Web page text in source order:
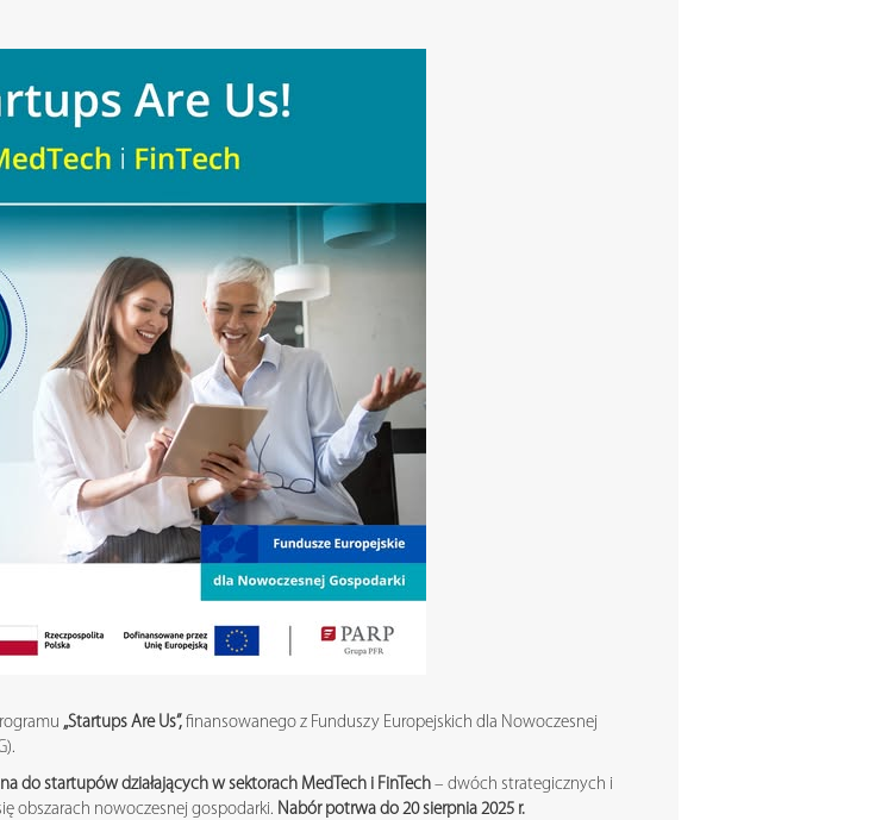
„Startups Are Us”, finansowanego z Funduszy Europejskich dla Nowoczesnej
do startupów działających w sektorach MedTech i FinTech– dwóch strategicznych i
obszarach nowoczesnej gospodarki. Nabór potrwa do 20 sierpnia 2025 r.